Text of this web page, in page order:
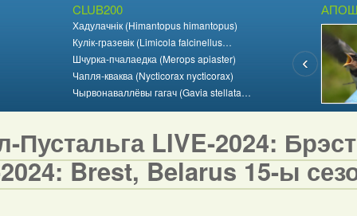
CLUB200
Хадулачнік (Himantopus himantopus)
Кулік-гразевік (Limicola falcinellus…
Шчурка-пчалаедка (Merops apiaster)
Чапля-кваква (Nycticorax nycticorax)
Чырвонаваллёвы гагач (Gavia stellata…
Пустальга LIVE-2024:
Brest, Belarus 15-ы